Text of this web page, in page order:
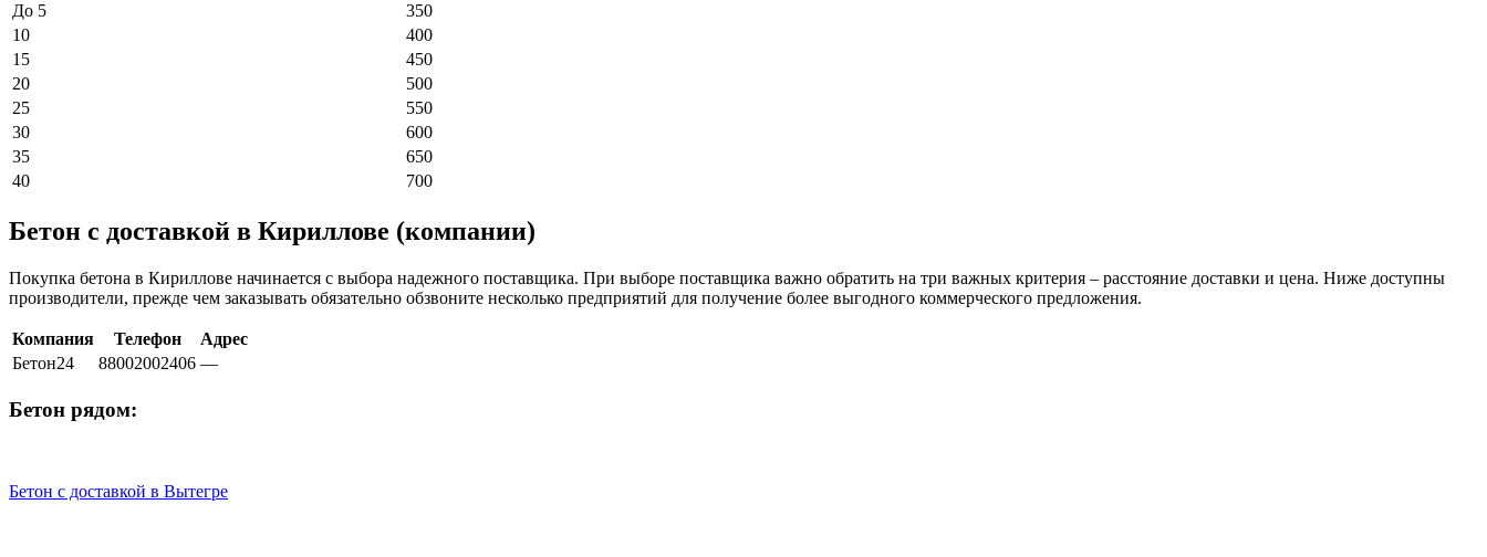
До 5
350
10
400
15
450
20
500
25
550
30
600
35
650
40
700
Бетон с доставкой в Кириллове (компании)
Покупка бетона в Кириллове начинается с выбора надежного поставщика. При выборе поставщика важно обратить на три важных критерия – расстояние доставки и цена. Ниже доступны
производители, прежде чем заказывать обязательно обзвоните несколько предприятий для получение более выгодного коммерческого предложения.
Компания Телефон
Адрес
Бетон24
88002002406 —
Бетон рядом:
Бетон с доставкой в Вытегре